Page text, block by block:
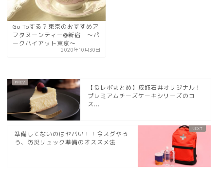
Go Toする？東京のおすすめア
フタヌーンティー@新宿 ～パ
ークハイアット東京～
2020年10月30日
【食レポまとめ】成城石井オリジナル！
プレミアムチーズケーキシリーズのコ
ス...
準備してないのはヤバい！！今スグやろ
う、防災リュック準備のオススメ法